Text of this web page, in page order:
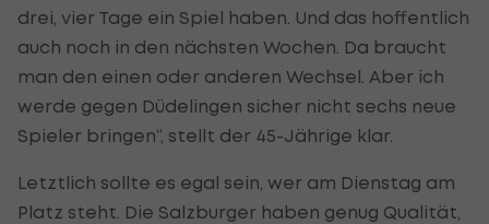
drei, vier Tage ein Spiel haben. Und das hoffentlich
auch noch in den nächsten Wochen. Da braucht
man den einen oder anderen Wechsel. Aber ich
werde gegen Düdelingen sicher nicht sechs neue
Spieler bringen“, stellt der 45-Jährige klar.
Letztlich sollte es egal sein, wer am Dienstag am
Platz steht. Die Salzburger haben genug Qualität,